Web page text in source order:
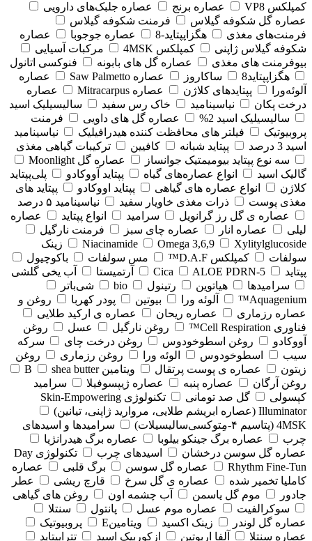
کمپلکس VP8
عصاره برنج
عصاره جلبک‌های دارویی
عصاره گل شکوفه گیلاس
فرمنت شکوفه گیلاس
فرمنت‌های مغذی
هگزاپپتاید-8 عصاره جوجوبا
عصاره
شکوفه گیلاس ژاپنی
کمپلکس 4MSK
مرکبات آسیایی
بیوفرمنت های مغذی
عصاره گل های بابونه
فنوکسی اتانول
هگزاپپتاید8
ساکاروز عصاره Saw Palmetto
عصاره
آلوئه‌ورا
پپتایدهای کلاژن عصاره Mitracarpus
عصاره
درخت پکان
نیاسینامید خاک رس سفید
سالیسیلیک اسید
سالیسیلیک اسید 2%
عصاره گل های داویی
فرمنت
پروبیوتیک
فیلتر های محافظت کننده هیدرافیلیک
نیاسینامید
اسید 3 درصد
پپتاید شبانه کافیین
ترکیبات گیاهی مغذی
سه نوع پپتاید بیومیمتیک جوانساز
عصاره گل Moonlight
گالیک اسید
انواع عصاره‌های گیاه پپتاید آووکادو
پلی‌پپتاید
کلاژن
انواع عصاره های گیاهی پپتاید اووکادو
پپتاید های
مغذی پوست
ذرات مغذی خاویار سفید
نیاسینامید ۵ درصد
عصاره ی گل رز گرانویل
سرامید انواع پپتاید
عصاره
لیلی
عصاره انار عصاره چای سبز
فرمنت نارگیل
Niacinamide
Omega 3,6,9 Xylitylglucoside
زینک
سولفات
کمپلکس D.A.F™ مس سولفات
باکوچیول
پپتاید
5-Cica
ALOE PDRN آرتمیستا
آب یخی گلشی
سرامیدها
هیاتوین رتینول bio
شی‌باتر
Aquagenium™
آلوئه ورا بیوتین پودر کهربا
روغن و
عصاره رزماری
عصاره ریحان
عصاره ی ارکید طلایی
فناوری Cell Respiration™
روغن نارگیل عسل
روغن
آووکادو
روغن اسطوخودوس روغن درخت چای
سرکه
سیب
اسطوخودوس الوئه ورا روغن رزماری
روغن
زیتون
عصاره ی پوست پرتقال ویتامین Bshea butter
روغن آرگان
عصاره پنبه عصاره ژیپسوفیلا
سرامید
کپسولی
گل صد تومانی
تکنولوژی Skin-Empowering
Illuminator (عصاره ابریشم طلایی، مروارید ژاپنی، تیانین)
4MSK (پتاسیم ۴‑مِتوکسی‌سالیسیلات)
سرامیدها و اسیدهای
چرب
عصاره برگ جینکو بیلوبا
عصاره برگ هیدرانژیا
عصاره گل سوسن درخشان
اسیدهای چرب
تکنولوژی Day
Rhythm Fine‑Tun
عصاره گل سوسن برگ قلبی
عصاره
کاملیا تخمیر شده
عصاره ی گل سرخ قارچ ریشی
عطر
جادور
موم گل یاسمن آب چشمه اون
روغن های گیاهی
سوکرالفیت
عصاره موم عسل پانتول
سنتلا
عصاره گل لوندر
زینک اکسید ویتامینE
پروبیوتیک
عصاره سنتلا
آلفا اربوتین ازکوربیک اسید تتراپپتاید